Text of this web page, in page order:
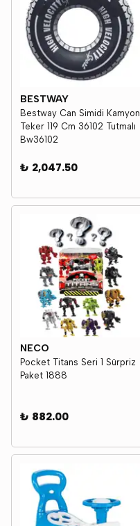
BESTWAY
Bestway Can Simidi Kamyon
Teker 119 Cm 36102 Tutmalı
Bw36102
₺ 2,047.50
NECO
Pocket Titans Seri 1 Sürpriz
Paket 1888
₺ 882.00